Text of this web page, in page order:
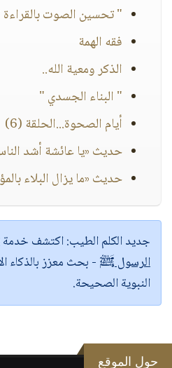
" تحسين الصوت
فقه الهمة
الذكر ومعية الله..
" البناء الجسدي "
أيام الصحوة...الحلقة (6)
حديث «يا عائشة أشد
حديث «ما يزال البلاء
جديد الكلم الطيب:اكتشف خدمة
الرسول ﷺ - بحث معزز بالذكاء
النبوية الصحيحة.
حول الموقع